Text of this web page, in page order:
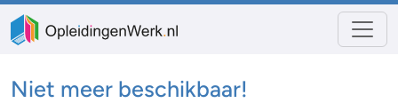
Niet meer beschikbaar!